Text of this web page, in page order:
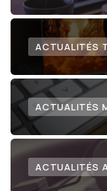
ACTUALITÉS
ACTUALITÉS
ACTUALITÉS